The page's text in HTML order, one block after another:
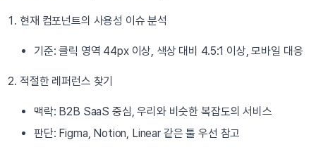
현재 컴포넌트의 사용성 이슈 분석
기준: 클릭 영역 44px 이상, 색상 대비 4.5:1 이상, 모바일 대응
적절한 레퍼런스 찾기
맥락: B2B SaaS 중심, 우리와 비슷한 복잡도의 서비스
판단: Figma, Notion, Linear 같은 툴 우선 참고